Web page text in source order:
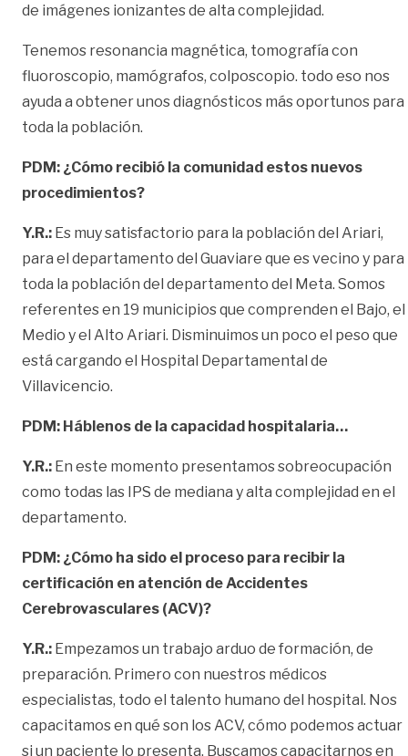
de imágenes ionizantes de alta complejidad.
Tenemos resonancia magnética, tomografía con
fluoroscopio, mamógrafos, colposcopio. todo eso nos
ayuda a obtener unos diagnósticos más oportunos para
toda la población.
PDM: ¿Cómo recibió la comunidad estos nuevos
procedimientos?
Y.R.: Es muy satisfactorio para la población del Ariari,
para el departamento del Guaviare que es vecino y para
toda la población del departamento del Meta. Somos
referentes en 19 municipios que comprenden el Bajo, el
Medio y el Alto Ariari. Disminuimos un poco el peso que
está cargando el Hospital Departamental de
Villavicencio.
PDM: Háblenos de la capacidad hospitalaria…
Y.R.: En este momento presentamos sobreocupación
como todas las IPS de mediana y alta complejidad en el
departamento.
PDM: ¿Cómo ha sido el proceso para recibir la
certificación en atención de Accidentes
Cerebrovasculares (ACV)?
Y.R.: Empezamos un trabajo arduo de formación, de
preparación. Primero con nuestros médicos
especialistas, todo el talento humano del hospital. Nos
capacitamos en qué son los ACV, cómo podemos actuar
si un paciente lo presenta. Buscamos capacitarnos en